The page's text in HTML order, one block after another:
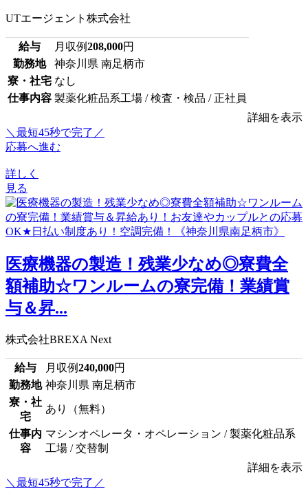
UTエージェント株式会社
給与 月収例208,000円
勤務地
神奈川県 南足柄市
寮・社宅 なし
仕事内容 製薬化粧品系工場 / 検査・検品 / 正社員
詳細を表示
＼最短45秒で完了／
応募へ進む
詳しく
見る
医療機器の製造！残業少なめ◎寮費全
額補助☆ワンルームの寮完備！業績賞
与＆昇...
株式会社BREXA Next
給与 月収例240,000円
勤務地 神奈川県 南足柄市
寮・社
宅
あり（無料）
仕事内
容
マシンオペレータ・オペレーション / 製薬化粧品系
工場 / 交替制
詳細を表示
＼最短45秒で完了／